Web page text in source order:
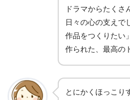
ドラマからたくさ
日々の心の支えで
作品をつくりたい
作られた、最高の
とにかくほっこり